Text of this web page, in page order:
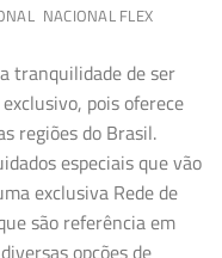
NACIONAL FLEX
tranquilidade de ser
pois oferece
regiões do Brasil.
especiais que vão
exclusiva Rede de
são referência em
opções de